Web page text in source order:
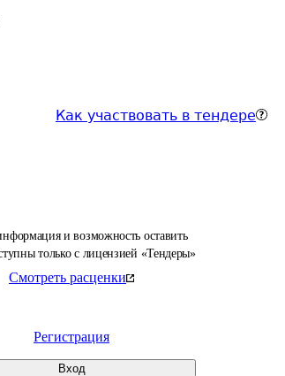
Как участвовать в тендере
и возможность оставить
только с лицензией «Тендеры»
Смотреть расценки
Регистрация
Вход